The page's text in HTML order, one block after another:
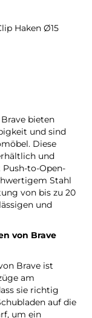
Haken Ø15
Brave bieten
und sind
Diese
und
Push-to-Open-
Stahl
von bis zu 20
und
von Brave
Brave ist
am
sie richtig
auf die
um ein